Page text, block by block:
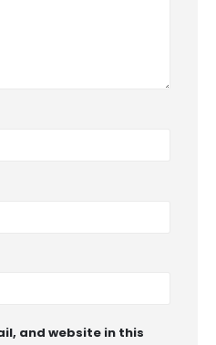
and website in this